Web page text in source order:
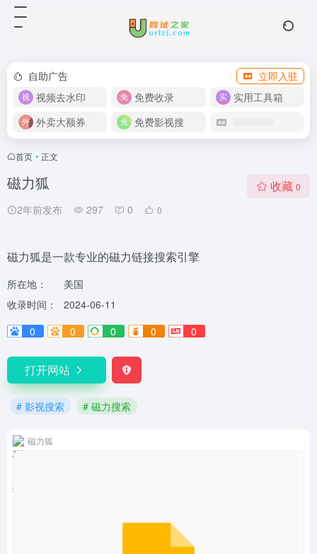
自助广告
立即入驻
视频去水印
免费收录
实用工具箱
外卖大额券
免费影视搜
首页 • 正文
磁力狐
2年前发布 297 0 0
收藏 0
磁力狐是一款专业的磁力链接搜索引擎
所在地：
美国
收录时间：
2024-06-11
0
0 0 0 0
打开网站
# 影视搜索 # 磁力搜索
磁力狐